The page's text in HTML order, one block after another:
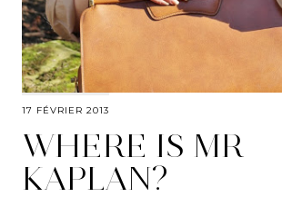
17 FÉVRIER 2013
WHERE IS MR
KAPLAN?